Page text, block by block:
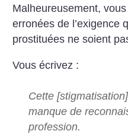
Malheureusement,
erronées de l’exigence
prostituées ne soient
Vous écrivez :
Cette
manque de
profession.